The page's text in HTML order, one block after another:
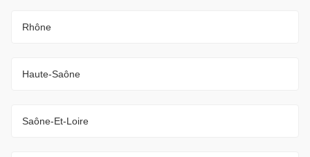
Rhône
Haute-Saône
Saône-Et-Loire